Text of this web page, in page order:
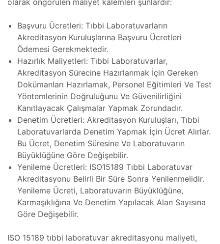
Bakım
olarak öngörülen maliyet kalemleri şunlardır:
Başvuru Ücretleri: Tıbbi Laboratuvarların
Akreditasyon Kuruluşlarına Başvuru Ücretleri
Ödemesi Gerekmektedir.
Hazırlık Maliyetleri: Tıbbi Laboratuvarlar,
Akreditasyon Sürecine Hazırlanmak İçin Gereken
Dokümanları Hazırlamak, Personel Eğitimleri Ve Test
Yöntemlerinin Doğruluğunu Ve Güvenilirliğini
Kanıtlayacak Çalışmalar Yapmak Zorundadır.
Denetim Ücretleri: Akreditasyon Kuruluşları, Tıbbi
Laboratuvarlarda Denetim Yapmak İçin Ücret Alırlar.
Bu Ücret, Denetim Süresine Ve Laboratuvarın
Büyüklüğüne Göre Değişebilir.
Yenileme Ücretleri: ISO15189 Tıbbi Laboratuvar
Akreditasyonu Belirli Bir Süre Sonra Yenilenmelidir.
Yenileme Ücreti, Laboratuvarın Büyüklüğüne,
Karmaşıklığına Ve Denetim Yapılacak Alan Sayısına
Göre Değişebilir.
ISO 15189 tıbbi laboratuvar akreditasyonu maliyeti,
Göz
ve